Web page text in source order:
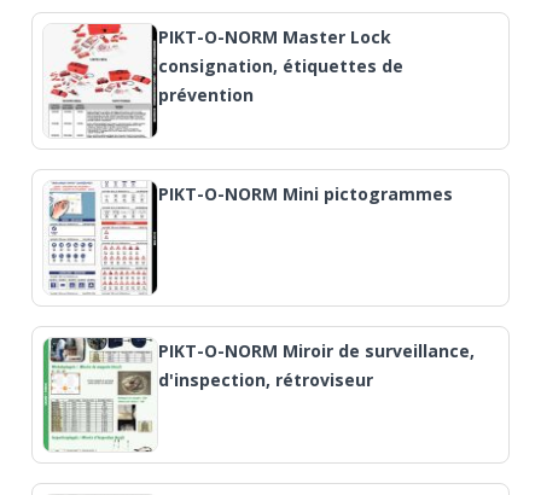
PIKT-O-NORM Master Lock
consignation, étiquettes de
prévention
PIKT-O-NORM Mini pictogrammes
PIKT-O-NORM Miroir de surveillance,
d'inspection, rétroviseur